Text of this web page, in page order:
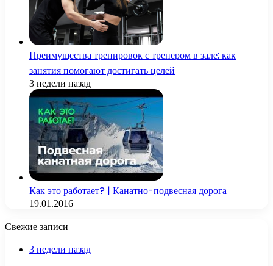
Преимущества тренировок с тренером в зале: как
занятия помогают достигать целей
3 недели назад
Как это работает? | Канатно-подвесная дорога
19.01.2016
Свежие записи
3 недели назад